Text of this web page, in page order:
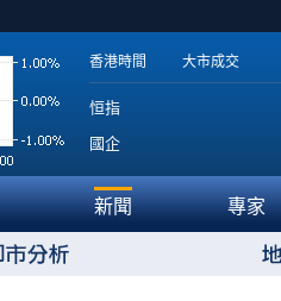
香港時間 大市成交
恒指
國企
新聞 專家